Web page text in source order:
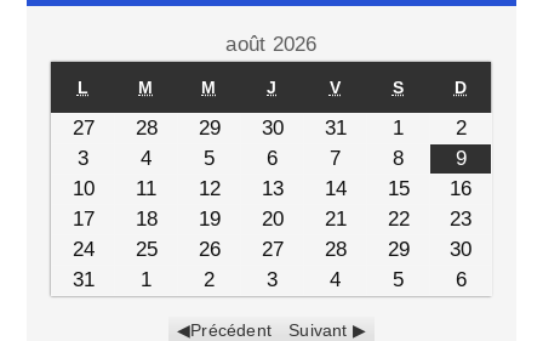
août 2026
L M M J V S D
27 28 29 30 31 1
2
3
4 5 6 7 8
9
10
11 12 13 14 15
16
17
18 19 20 21 22
23
24
25 26 27 28 29
30
31
1 2 3 4 5 6
Précédent Suivant